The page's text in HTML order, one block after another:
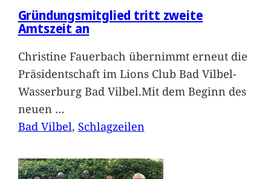
Gründungsmitglied tritt zweite
Amtszeit an
Christine Fauerbach übernimmt erneut die
Präsidentschaft im Lions Club Bad Vilbel-
Wasserburg Bad Vilbel.Mit dem Beginn des
neuen …
Bad Vilbel, Schlagzeilen